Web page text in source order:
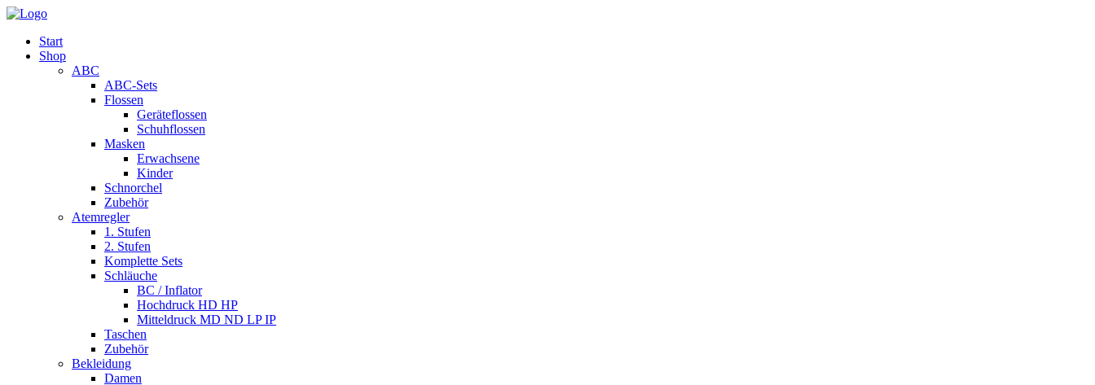
Start
Shop
ABC
ABC-Sets
Flossen
Geräteflossen
Schuhflossen
Masken
Erwachsene
Kinder
Schnorchel
Zubehör
Atemregler
1. Stufen
2. Stufen
Komplette Sets
Schläuche
BC / Inflator
Hochdruck HD HP
Mitteldruck MD ND LP IP
Taschen
Zubehör
Bekleidung
Damen